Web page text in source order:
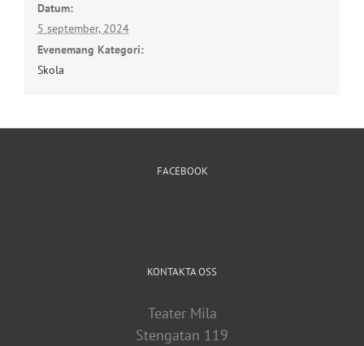
Datum:
5 september, 2024
Evenemang Kategori:
Skola
FACEBOOK
KONTAKTA OSS
Teater Mila
Stengatan 119